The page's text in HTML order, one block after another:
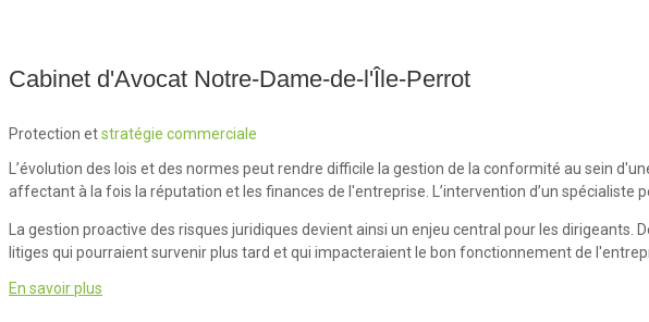
Cabinet d'Avocat Notre-Dame-de-l'Île-Perrot
Protection etstratégie commerciale
L’évolution des lois et des normes peut rendre difficile la gestion de la conformité au sein
affectant à la fois la réputation et les finances de l'entreprise. L’intervention d’un
La gestion proactive des risques juridiques devient ainsi un enjeu central pour les
litiges qui pourraient survenir plus tard et qui impacteraient le bon fonctionnement de
En savoir plus